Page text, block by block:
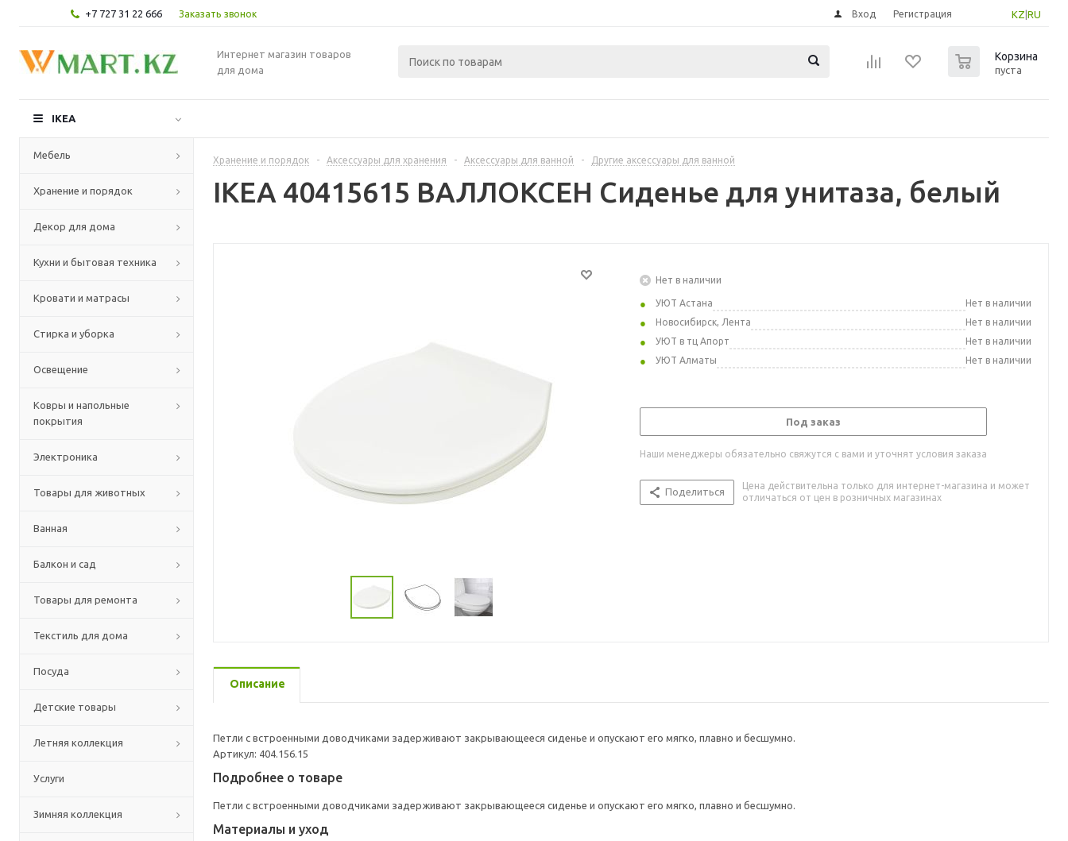
+7 727 31 22 666 Заказать звонок KZ RU
Вход Регистрация
Интернет магазин товаров
для дома
Корзина
пуста
IKEA
Мебель
Хранение и порядок
Декор для дома
Кухни и бытовая техника
Кровати и матрасы
Стирка и уборка
Освещение
Ковры и напольные
покрытия
Электроника
Товары для животных
Ванная
Балкон и сад
Товары для ремонта
Текстиль для дома
Посуда
Детские товары
Летняя коллекция
Услуги
Зимняя коллекция
Хранение и порядок - Аксессуары для хранения - Аксессуары для ванной - Другие аксессуары для ванной
IKEA 40415615 ВАЛЛОКСЕН Сиденье для унитаза, белый
Нет в наличии
УЮТ Астана
Нет в наличии
Новосибирск, Лента
Нет в наличии
УЮТ в тц Апорт
Нет в наличии
УЮТ Алматы
Нет в наличии
Под заказ
Наши менеджеры обязательно свяжутся с вами и уточнят условия заказа
Поделиться
Цена действительна только для интернет-магазина и может
отличаться от цен в розничных магазинах
Описание
Петли с встроенными доводчиками задерживают закрывающееся сиденье и опускают его мягко, плавно и бесшумно.
Артикул: 404.156.15
Подробнее о товаре
Петли с встроенными доводчиками задерживают закрывающееся сиденье и опускают его мягко, плавно и бесшумно.
Материалы и уход